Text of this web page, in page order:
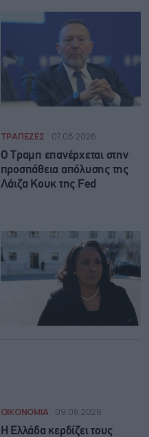
ΤΡΑΠΕΖΕΣ 07.08.2026
Ο Τραμπ επανέρχεται στην
προσπάθεια απόλυσης της
Λάιζα Κουκ της Fed
ΟΙΚΟΝΟΜΙΑ 09.08.2026
Η Ελλάδα κερδίζει τους